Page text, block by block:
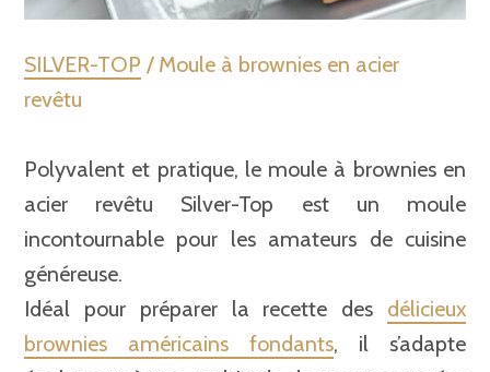
SILVER-TOP / Moule à brownies en acier
revêtu
Polyvalent et pratique, le moule à brownies en
acier revêtu Silver-Top est un moule
incontournable pour les amateurs de cuisine
généreuse.
Idéal pour préparer la recette des délicieux
brownies américains fondants, il s’adapte